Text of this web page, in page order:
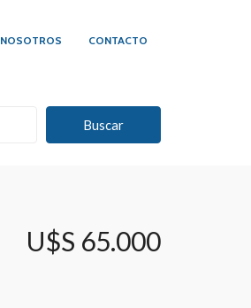
NOSOTROS CONTACTO
Buscar
U$S 65.000